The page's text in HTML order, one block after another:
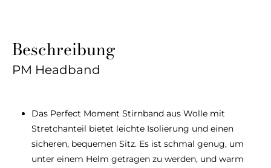
Beschreibung
PM Headband
Das Perfect Moment Stirnband aus Wolle mit
Stretchanteil bietet leichte Isolierung und einen
sicheren, bequemen Sitz. Es ist schmal genug, um
unter einem Helm getragen zu werden, und warm